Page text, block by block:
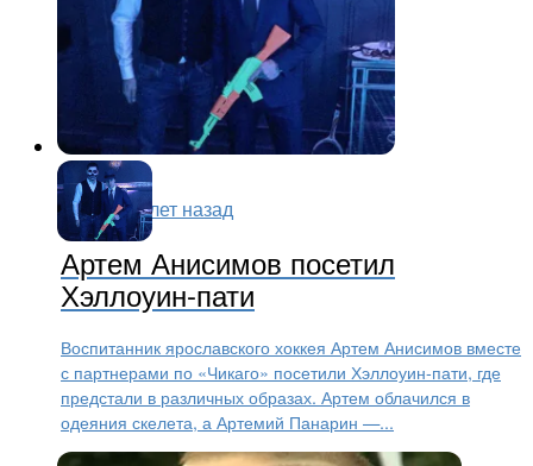
Хоккей10 лет назад
Артем Анисимов посетил
Хэллоуин-пати
Воспитанник ярославского хоккея Артем Анисимов вместе
с партнерами по «Чикаго» посетили Хэллоуин-пати, где
предстали в различных образах. Артем облачился в
одеяния скелета, а Артемий Панарин —...